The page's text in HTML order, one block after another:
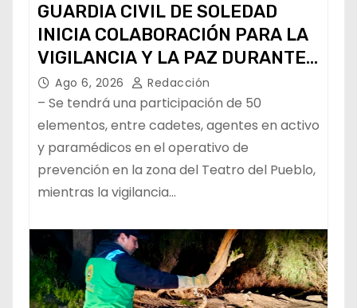
GUARDIA CIVIL DE SOLEDAD
INICIA COLABORACIÓN PARA LA
VIGILANCIA Y LA PAZ DURANTE
LA FENAPO
Ago 6, 2026 Redacción
– Se tendrá una participación de 50
elementos, entre cadetes, agentes en activo
y paramédicos en el operativo de
prevención en la zona del Teatro del Pueblo,
mientras la vigilancia…